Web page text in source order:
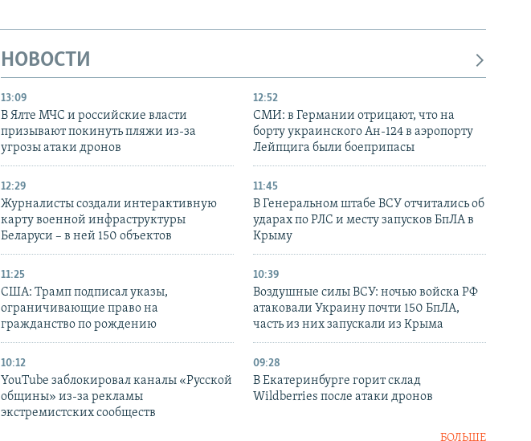
НОВОСТИ
13:09
В Ялте МЧС и российские власти
призывают покинуть пляжи из-за
угрозы атаки дронов
12:52
СМИ: в Германии отрицают, что на
борту украинского Ан-124 в аэропорту
Лейпцига были боеприпасы
12:29
Журналисты создали интерактивную
карту военной инфраструктуры
Беларуси – в ней 150 объектов
11:45
В Генеральном штабе ВСУ отчитались об
ударах по РЛС и месту запусков БпЛА в
Крыму
11:25
США: Трамп подписал указы,
ограничивающие право на
гражданство по рождению
10:39
Воздушные силы ВСУ: ночью войска РФ
атаковали Украину почти 150 БпЛА,
часть из них запускали из Крыма
10:12
YouTube заблокировал каналы «Русской
общины» из-за рекламы
экстремистских сообществ
09:28
В Екатеринбурге горит склад
Wildberries после атаки дронов
БОЛЬШЕ